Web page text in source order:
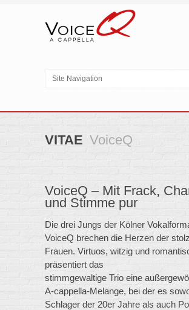
VITAE VoiceQ
VoiceQ – Mit Frack,
und Stimme pur
Die drei Jungs der Kölner
VoiceQ brechen die Herzen der
Frauen. Virtuos, witzig und
präsentiert das
stimmgewaltige Trio eine
A-cappella-Melange, bei der es
Schlager der 20er Jahre als auch